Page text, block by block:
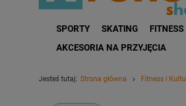
SPORTY SKATING
AKCESORIA NA PRZYJĘCIA
Jesteś tutaj: Strona główna Fitness i